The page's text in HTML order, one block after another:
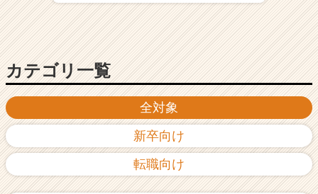
ア
r
e
全対象
新卒向け
転職向け
カテゴリ一覧